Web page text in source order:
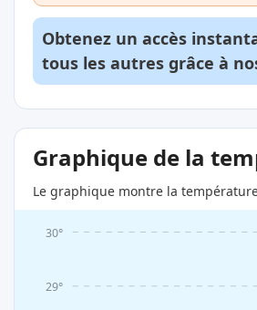
Obtenez un accès
tous les autres grâce à
Graphique de la
Le graphique montre la
29°
30°